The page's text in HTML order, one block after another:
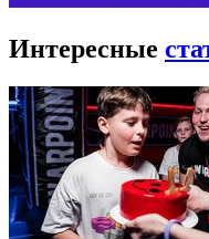
Интересные